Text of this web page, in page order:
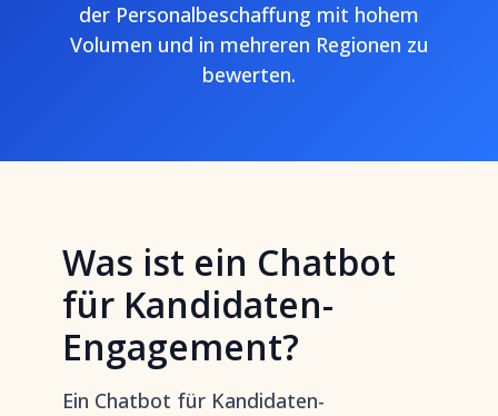
der Personalbeschaffung mit hohem
Volumen und in mehreren Regionen zu
bewerten.
Was ist ein Chatbot
für Kandidaten-
Engagement?
Ein Chatbot für Kandidaten-